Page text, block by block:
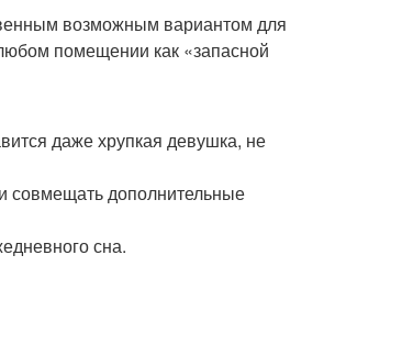
возможным вариантом для
помещении как «запасной
даже хрупкая девушка, не
совмещать дополнительные
сна.